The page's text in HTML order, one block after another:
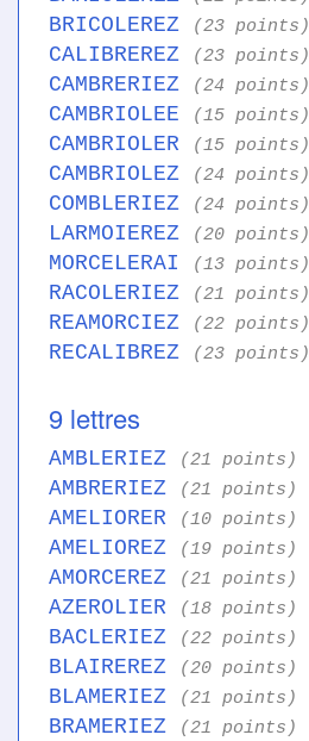
BRICOLEREZ (23 points)
CALIBREREZ (23 points)
CAMBRERIEZ (24 points)
CAMBRIOLEE (15 points)
CAMBRIOLER (15 points)
CAMBRIOLEZ (24 points)
COMBLERIEZ (24 points)
LARMOIEREZ (20 points)
MORCELERAI (13 points)
RACOLERIEZ (21 points)
REAMORCIEZ (22 points)
RECALIBREZ (23 points)
9 lettres
AMBLERIEZ (21 points)
AMBRERIEZ (21 points)
AMELIORER (10 points)
AMELIOREZ (19 points)
AMORCEREZ (21 points)
AZEROLIER (18 points)
BACLERIEZ (22 points)
BLAIREREZ (20 points)
BLAMERIEZ (21 points)
BRAMERIEZ (21 points)